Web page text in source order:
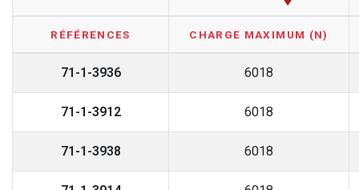
RÉFÉRENCES CHARGE MAXIMUM (N)
71-1-3936 6018
71-1-3912 6018
71-1-3938 6018